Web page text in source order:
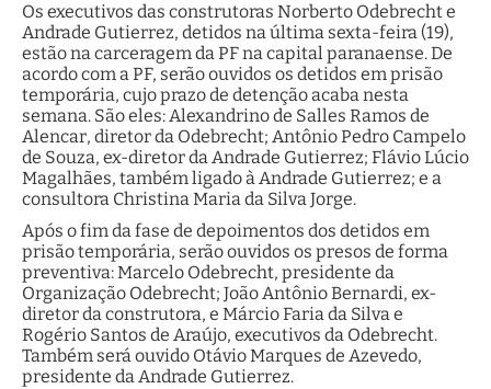
Os executivos das construtoras Norberto Odebrecht e
Andrade Gutierrez, detidos na última sexta-feira (19),
estão na carceragem da PF na capital paranaense. De
acordo com a PF, serão ouvidos os detidos em prisão
temporária, cujo prazo de detenção acaba nesta
semana. São eles: Alexandrino de Salles Ramos de
Alencar, diretor da Odebrecht; Antônio Pedro Campelo
de Souza, ex-diretor da Andrade Gutierrez; Flávio Lúcio
Magalhães, também ligado à Andrade Gutierrez; e a
consultora Christina Maria da Silva Jorge.
Após o fim da fase de depoimentos dos detidos em
prisão temporária, serão ouvidos os presos de forma
preventiva: Marcelo Odebrecht, presidente da
Organização Odebrecht; João Antônio Bernardi, ex-
diretor da construtora, e Márcio Faria da Silva e
Rogério Santos de Araújo, executivos da Odebrecht.
Também será ouvido Otávio Marques de Azevedo,
presidente da Andrade Gutierrez.